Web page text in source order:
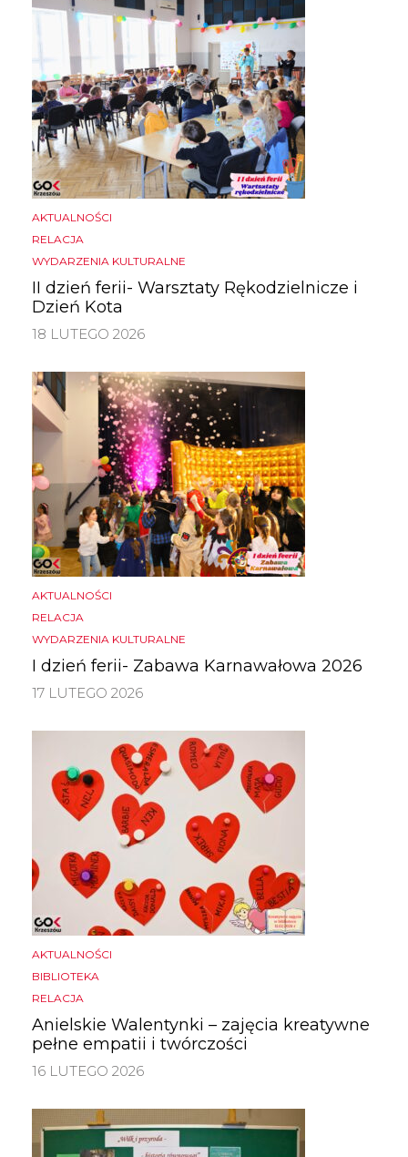
AKTUALNOŚCI
RELACJA
WYDARZENIA KULTURALNE
II dzień ferii- Warsztaty Rękodzielnicze i
Dzień Kota
18 LUTEGO 2026
AKTUALNOŚCI
RELACJA
WYDARZENIA KULTURALNE
I dzień ferii- Zabawa Karnawałowa 2026
17 LUTEGO 2026
AKTUALNOŚCI
BIBLIOTEKA
RELACJA
Anielskie Walentynki – zajęcia kreatywne
pełne empatii i twórczości
16 LUTEGO 2026